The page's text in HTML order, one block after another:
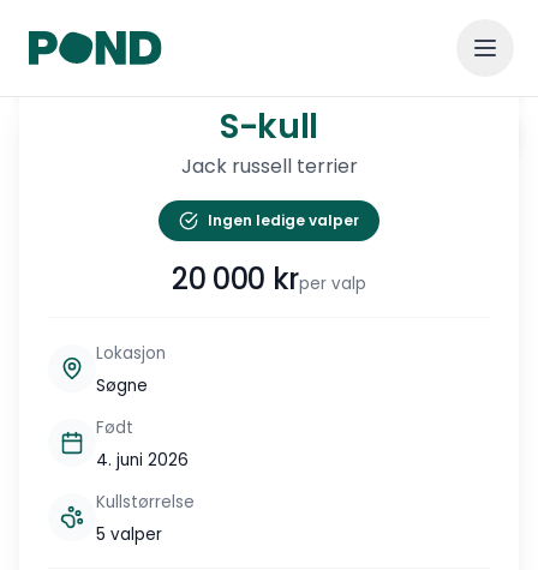
1/8
S-kull S-kull
Jack russell terrier
Ingen ledige valper
20 000 krper valp
Lokasjon
Søgne
Født
4. juni 2026
Kullstørrelse
5 valper